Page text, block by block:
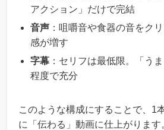
アクション」だけで完結
音声 ：咀嚼音や食器の音をク
感が増す
字幕 ：セリフは最低限。「う
程度で充分
このような構成にすることで、1
に「伝わる」動画に仕上がります